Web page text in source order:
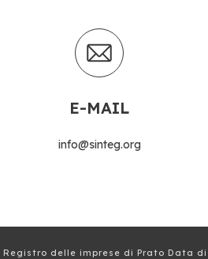
E-MAIL
info@sinteg.org
Registro delle imprese di Prato Data